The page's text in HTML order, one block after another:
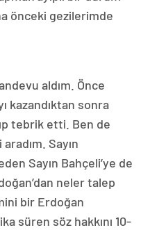
önceki gezilerimde
aldım. Önce
kazandıktan sonra
tebrik etti. Ben de
Sayın
Sayın Bahçeli’ye de
neler talep
bir Erdoğan
süren söz hakkını 10-